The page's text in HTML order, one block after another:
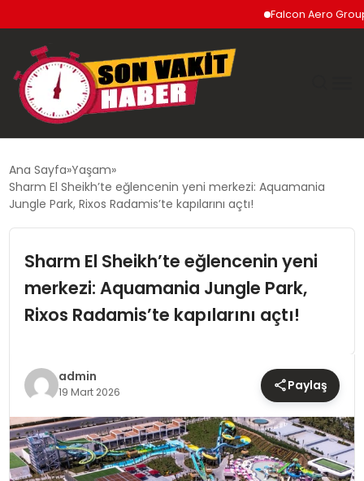
Falcon Aero Group,
SIYASET
EKONOMI
TEKNOLOJI
YAŞAM
Ana Sayfa Yaşam
Sharm El Sheikh’te eğlencenin yeni merkezi: Aquamania
Jungle Park, Rixos Radamis’te kapılarını açtı!
Sharm El Sheikh’te eğlencenin yeni
merkezi: Aquamania Jungle Park,
Rixos Radamis’te kapılarını açtı!
admin
19 Mart 2026 Paylaş